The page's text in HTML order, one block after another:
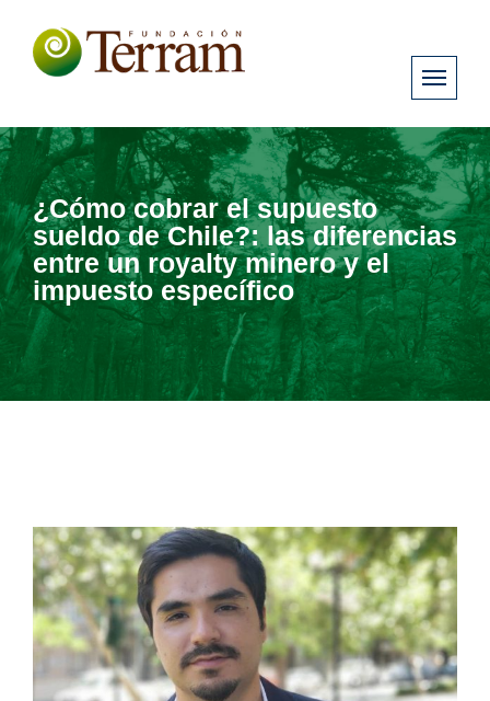
¿Cómo cobrar el supuesto
sueldo de Chile?: las diferencias
entre un royalty minero y el
impuesto específico